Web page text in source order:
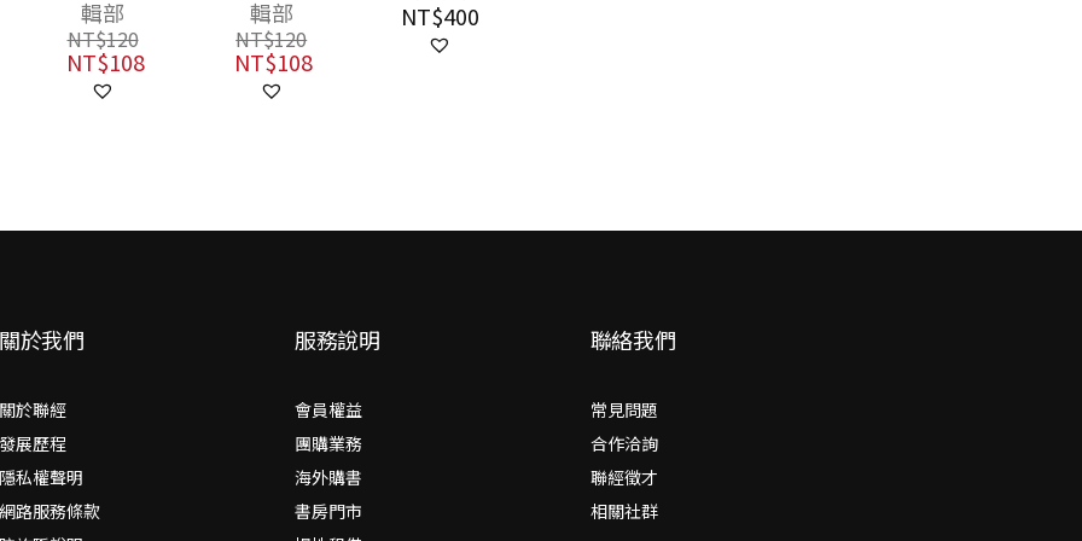
輯部
NT$120
NT$108
紀念）
輯部
NT$120
NT$108
NT$400
於我們
於聯經
展歷程
私權聲明
路服務條款
服務說明
會員權益
團購業務
海外購書
書房門市
聯絡我們
常見問題
合作洽詢
聯經徵才
相關社群